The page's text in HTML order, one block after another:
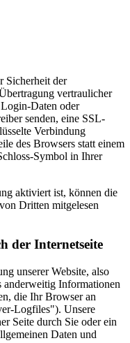
Sicherheit der
vertraulicher
Daten oder
senden, eine SSL-
Verbindung
des Browsers statt einem
Symbol in Ihrer
aktiviert ist, können die
Dritten mitgelesen
der Internetseite
unserer Website, also
anderweitig Informationen
die Ihr Browser an
Logfiles"). Unsere
Seite durch Sie oder ein
Daten und